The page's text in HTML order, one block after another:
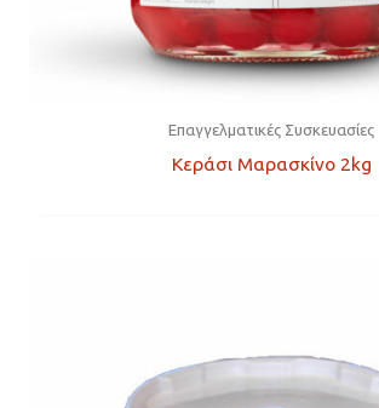
Επαγγελματικές Συσκευασίες
Κεράσι Μαρασκίνο 2kg